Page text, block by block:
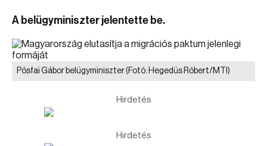
A belügyminiszter jelentette be.
Pósfai Gábor belügyminiszter(Fotó: Hegedüs Róbert/MTI)
Hirdetés
Hirdetés